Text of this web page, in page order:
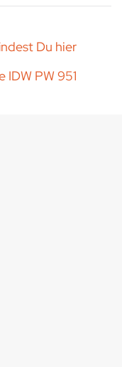
Du hier
IDW PW 951